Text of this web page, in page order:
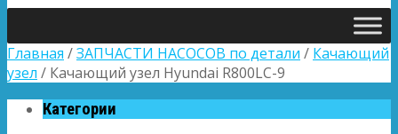
Главная /ЗАПЧАСТИ НАСОСОВ по детали / Качающий
узел / Качающий узел Hyundai R800LC-9
Категории